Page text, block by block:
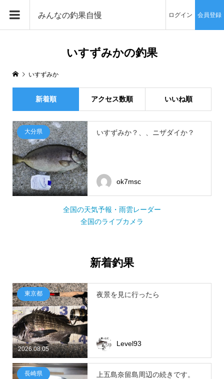
みんなの釣果自慢 ログイン 会員登録
いすずみかの釣果
いすずみか
新着順 アクセス数順 いいね順
大分県 いすずみか？、、ニザダイか？
ok7msc
全国の天気予報・雨雲レーダー
全国のライブカメラ
新着釣果
2026.08.05
東京都 夜景を見に行ったら
Level93
長崎県 上五島奈留島周辺の続きです。